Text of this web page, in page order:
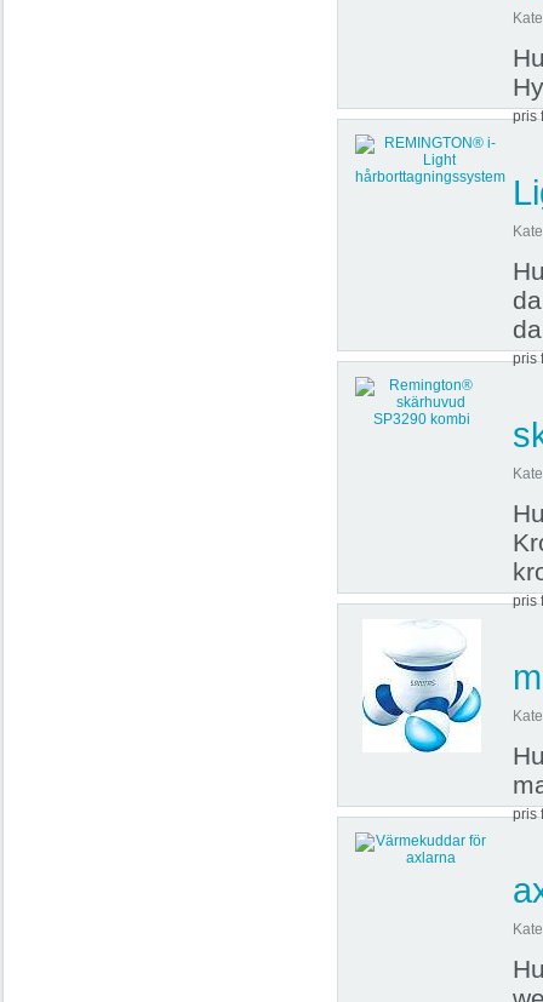
pris
pris
pris
pris